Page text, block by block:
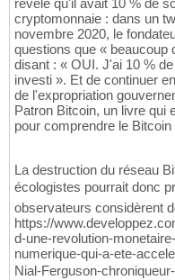
révélé qu'il avait 10 % de
cryptomonnaie : dans un
novembre 2020, le
questions que « beaucoup
disant : « OUI. J'ai 10 %
investi ». Et de continuer
de l'expropriation
Patron Bitcoin, un livre qui
pour comprendre le Bitcoin
La destruction du réseau
écologistes pourrait donc
observateurs considèrent
https://
d-une-revolution-
numerique-qui-a-ete-
Nial-Ferguson-